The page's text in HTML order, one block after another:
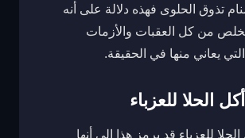
تذوق الحلوى فهذه دلالة على أنه
من كل العقبات والأزمات
يعاني منها في الحقيقة.
الحلا للعزباء
للعزباء قد يرمز هذا إلى أنها